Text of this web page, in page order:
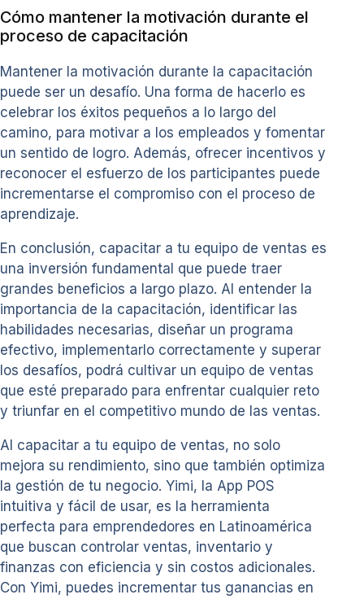
Cómo mantener la motivación durante el
proceso de capacitación
Mantener la motivación durante la capacitación
puede ser un desafío. Una forma de hacerlo es
celebrar los éxitos pequeños a lo largo del
camino, para motivar a los empleados y fomentar
un sentido de logro. Además, ofrecer incentivos y
reconocer el esfuerzo de los participantes puede
incrementarse el compromiso con el proceso de
aprendizaje.
En conclusión, capacitar a tu equipo de ventas es
una inversión fundamental que puede traer
grandes beneficios a largo plazo. Al entender la
importancia de la capacitación, identificar las
habilidades necesarias, diseñar un programa
efectivo, implementarlo correctamente y superar
los desafíos, podrá cultivar un equipo de ventas
que esté preparado para enfrentar cualquier reto
y triunfar en el competitivo mundo de las ventas.
Al capacitar a tu equipo de ventas, no solo
mejora su rendimiento, sino que también optimiza
la gestión de tu negocio. Yimi, la App POS
intuitiva y fácil de usar, es la herramienta
perfecta para emprendedores en Latinoamérica
que buscan controlar ventas, inventario y
finanzas con eficiencia y sin costos adicionales.
Con Yimi, puedes incrementar tus ganancias en